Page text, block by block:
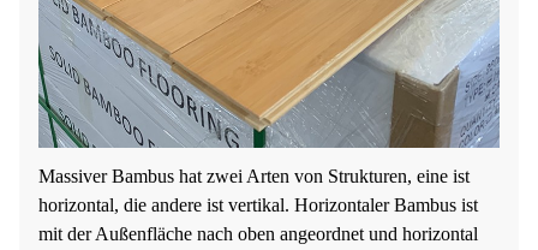
Massiver Bambus hat zwei Arten von Strukturen, eine ist
horizontal, die andere ist vertikal. Horizontaler Bambus ist
mit der Außenfläche nach oben angeordnet und horizontal